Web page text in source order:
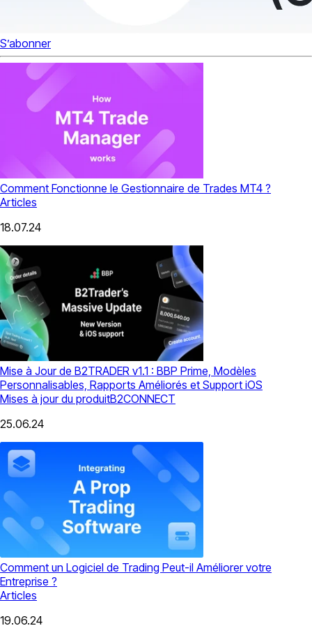
S’abonner
Comment Fonctionne le Gestionnaire de Trades MT4 ?
Articles
18.07.24
Mise à Jour de B2TRADER v1.1 : BBP Prime, Modèles
Personnalisables, Rapports Améliorés et Support iOS
Mises à jour du produitB2CONNECT
25.06.24
Comment un Logiciel de Trading Peut-il Améliorer votre
Entreprise ?
Articles
19.06.24